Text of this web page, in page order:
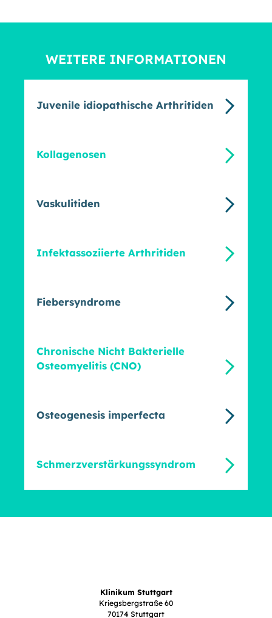
WEITERE INFORMATIONEN
Juvenile idiopathische Arthritiden
Kollagenosen
Vaskulitiden
Infektassoziierte Arthritiden
Fiebersyndrome
Chronische Nicht Bakterielle
Osteomyelitis (CNO)
Osteogenesis imperfecta
Schmerzverstärkungssyndrom
Klinikum Stuttgart
Kriegsbergstraße 60
70174 Stuttgart